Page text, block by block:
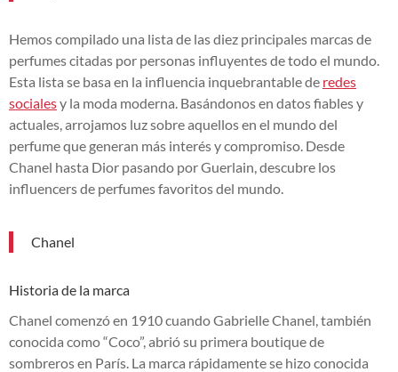
Hemos compilado una lista de las diez principales marcas de
perfumes citadas por personas influyentes de todo el mundo.
Esta lista se basa en la influencia inquebrantable de redes
socialesy la moda moderna. Basándonos en datos fiables y
actuales, arrojamos luz sobre aquellos en el mundo del
perfume que generan más interés y compromiso. Desde
Chanel hasta Dior pasando por Guerlain, descubre los
influencers de perfumes favoritos del mundo.
Chanel
Historia de la marca
Chanel comenzó en 1910 cuando Gabrielle Chanel, también
conocida como “Coco”, abrió su primera boutique de
sombreros en París. La marca rápidamente se hizo conocida